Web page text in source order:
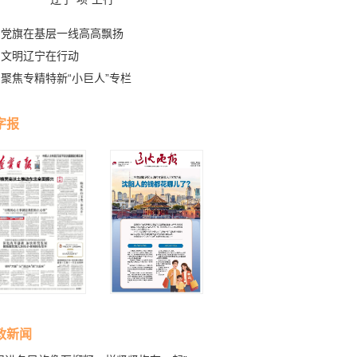
党旗在基层一线高高飘扬
文明辽宁在行动
聚焦专精特新“小巨人”专栏
报
新闻